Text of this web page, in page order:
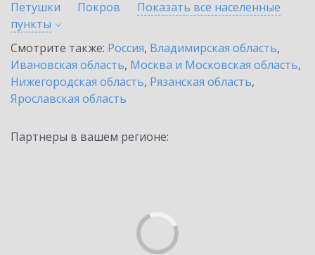
Петушки
Покров
Показать все населенные
пункты
Смотрите также: Россия, Владимирская область,
Ивановская область, Москва и Московская область,
Нижегородская область, Рязанская область,
Ярославская область
Партнеры в вашем регионе: